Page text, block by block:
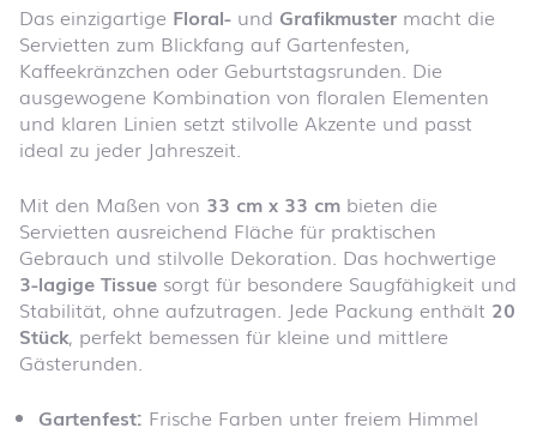
Das einzigartige Floral- und Grafikmuster macht die
Servietten zum Blickfang auf Gartenfesten,
Kaffeekränzchen oder Geburtstagsrunden. Die
ausgewogene Kombination von floralen Elementen
und klaren Linien setzt stilvolle Akzente und passt
ideal zu jeder Jahreszeit.
Mit den Maßen von 33 cm x 33 cm bieten die
Servietten ausreichend Fläche für praktischen
Gebrauch und stilvolle Dekoration. Das hochwertige
3-lagige Tissue sorgt für besondere Saugfähigkeit und
Stabilität, ohne aufzutragen. Jede Packung enthält 20
Stück, perfekt bemessen für kleine und mittlere
Gästerunden.
Gartenfest: Frische Farben unter freiem Himmel